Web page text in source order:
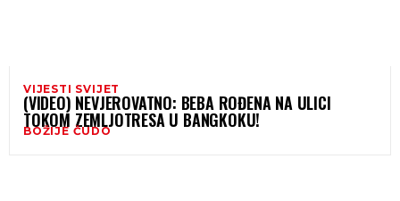
VIJESTI SVIJET
(VIDEO) NEVJEROVATNO: BEBA ROĐENA NA ULICI
TOKOM ZEMLJOTRESA U BANGKOKU!
BOŽIJE ČUDO